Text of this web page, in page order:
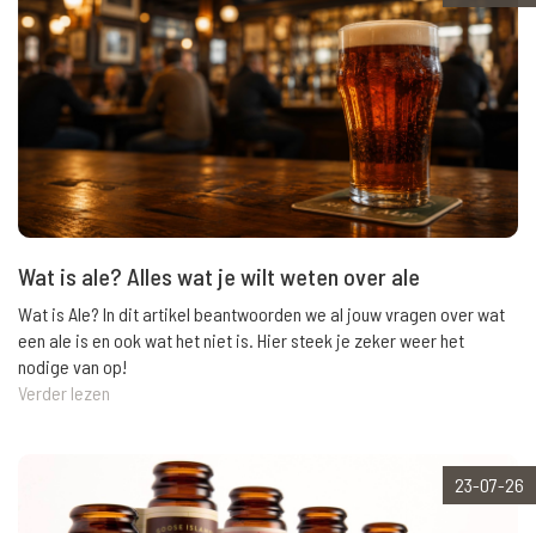
Wat is ale? Alles wat je wilt weten over ale
Wat is Ale? In dit artikel beantwoorden we al jouw vragen over wat
een ale is en ook wat het niet is. Hier steek je zeker weer het
nodige van op!
Verder lezen
23-07-26